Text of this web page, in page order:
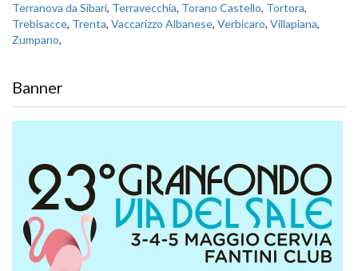
Terranova da Sibari, Terravecchia, Torano Castello, Tortora,
Trebisacce, Trenta, Vaccarizzo Albanese, Verbicaro, Villapiana,
Zumpano,
Banner